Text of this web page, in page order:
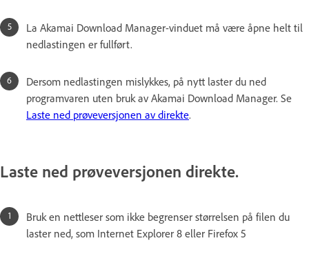
La Akamai Download Manager-vinduet må være åpne helt til
nedlastingen er fullført.
Dersom nedlastingen mislykkes, på nytt laster du ned
programvaren uten bruk av Akamai Download Manager. Se
Laste ned prøveversjonen av direkte.
Laste ned prøveversjonen direkte.
Bruk en nettleser som ikke begrenser størrelsen på filen du
laster ned, som Internet Explorer 8 eller Firefox 5